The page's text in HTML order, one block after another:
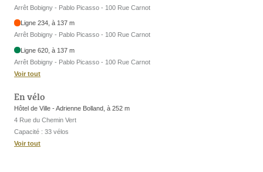
Arrêt Bobigny - Pablo Picasso - 100 Rue Carnot
Ligne 234, à 137 m
Arrêt Bobigny - Pablo Picasso - 100 Rue Carnot
Ligne 620, à 137 m
Arrêt Bobigny - Pablo Picasso - 100 Rue Carnot
Voir tout
En vélo
Hôtel de Ville - Adrienne Bolland, à 252 m
4 Rue du Chemin Vert
Capacité : 33 vélos
Voir tout